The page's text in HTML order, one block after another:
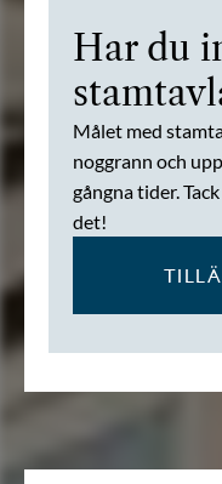
Har du
Målet med
noggrann och
gångna tider.
det!